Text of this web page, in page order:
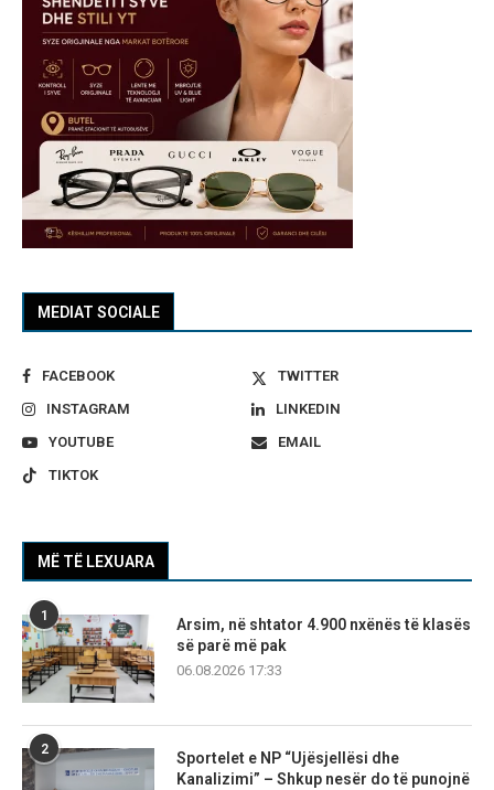
MEDIAT SOCIALE
FACEBOOK
TWITTER
INSTAGRAM
LINKEDIN
YOUTUBE
EMAIL
TIKTOK
MË TË LEXUARA
1
Arsim, në shtator 4.900 nxënës të klasës
së parë më pak
06.08.2026 17:33
2
Sportelet e NP “Ujësjellësi dhe
Kanalizimi” – Shkup nesër do të punojnë